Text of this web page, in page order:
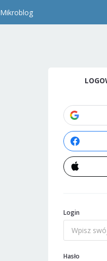
Mikroblog
Login
Hasło